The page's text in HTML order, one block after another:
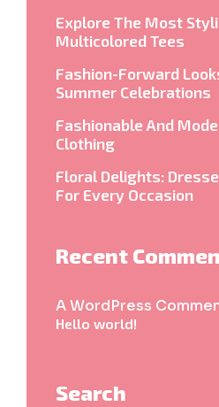
Explore The Most
Multicolored Tees
Fashion-Forward
Summer Celebrations
Fashionable And
Clothing
Floral Delights:
For Every Occasion
Recent
A WordPress
Hello world!
Search